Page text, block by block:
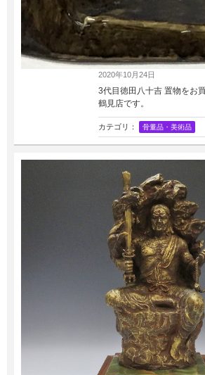
2020年10月24日
3代目徳田八十吉 置物をお
鶴見店です。
カテゴリ： 骨董品・美術品